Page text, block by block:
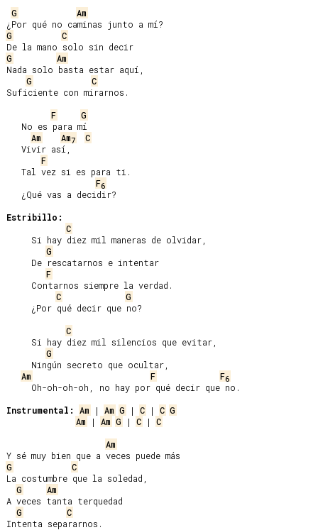
G
Am
G
C
G
Am
Nada solo basta estar aquí,
G
C
Suficiente con mirarnos.
F
G
Am
Am7
C
F
F6
Estribillo:
C
G
F
C
G
C
G
Am
F F6
Instrumental:
Am | Am G | C | C G
Am | Am G | C | C
Am
G
C
La costumbre que la soledad,
G
Am
A veces tanta terquedad
G
C
Intenta separarnos.